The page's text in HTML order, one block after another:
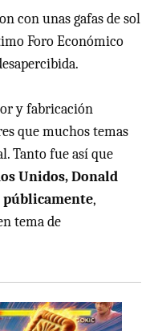
con unas gafas de sol
Foro Económico
y fabricación
que muchos temas
Tanto fue así que
Unidos, Donald
públicamente,
tema de